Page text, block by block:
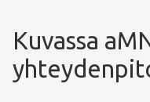
Kuvassa